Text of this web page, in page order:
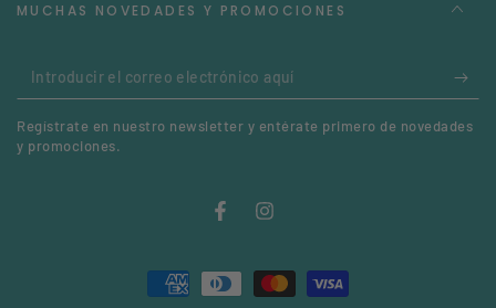
MUCHAS NOVEDADES Y PROMOCIONES
Introducir
el
correo
Regístrate en nuestro newsletter y entérate primero de novedades
y promociones.
FacebookInstagram